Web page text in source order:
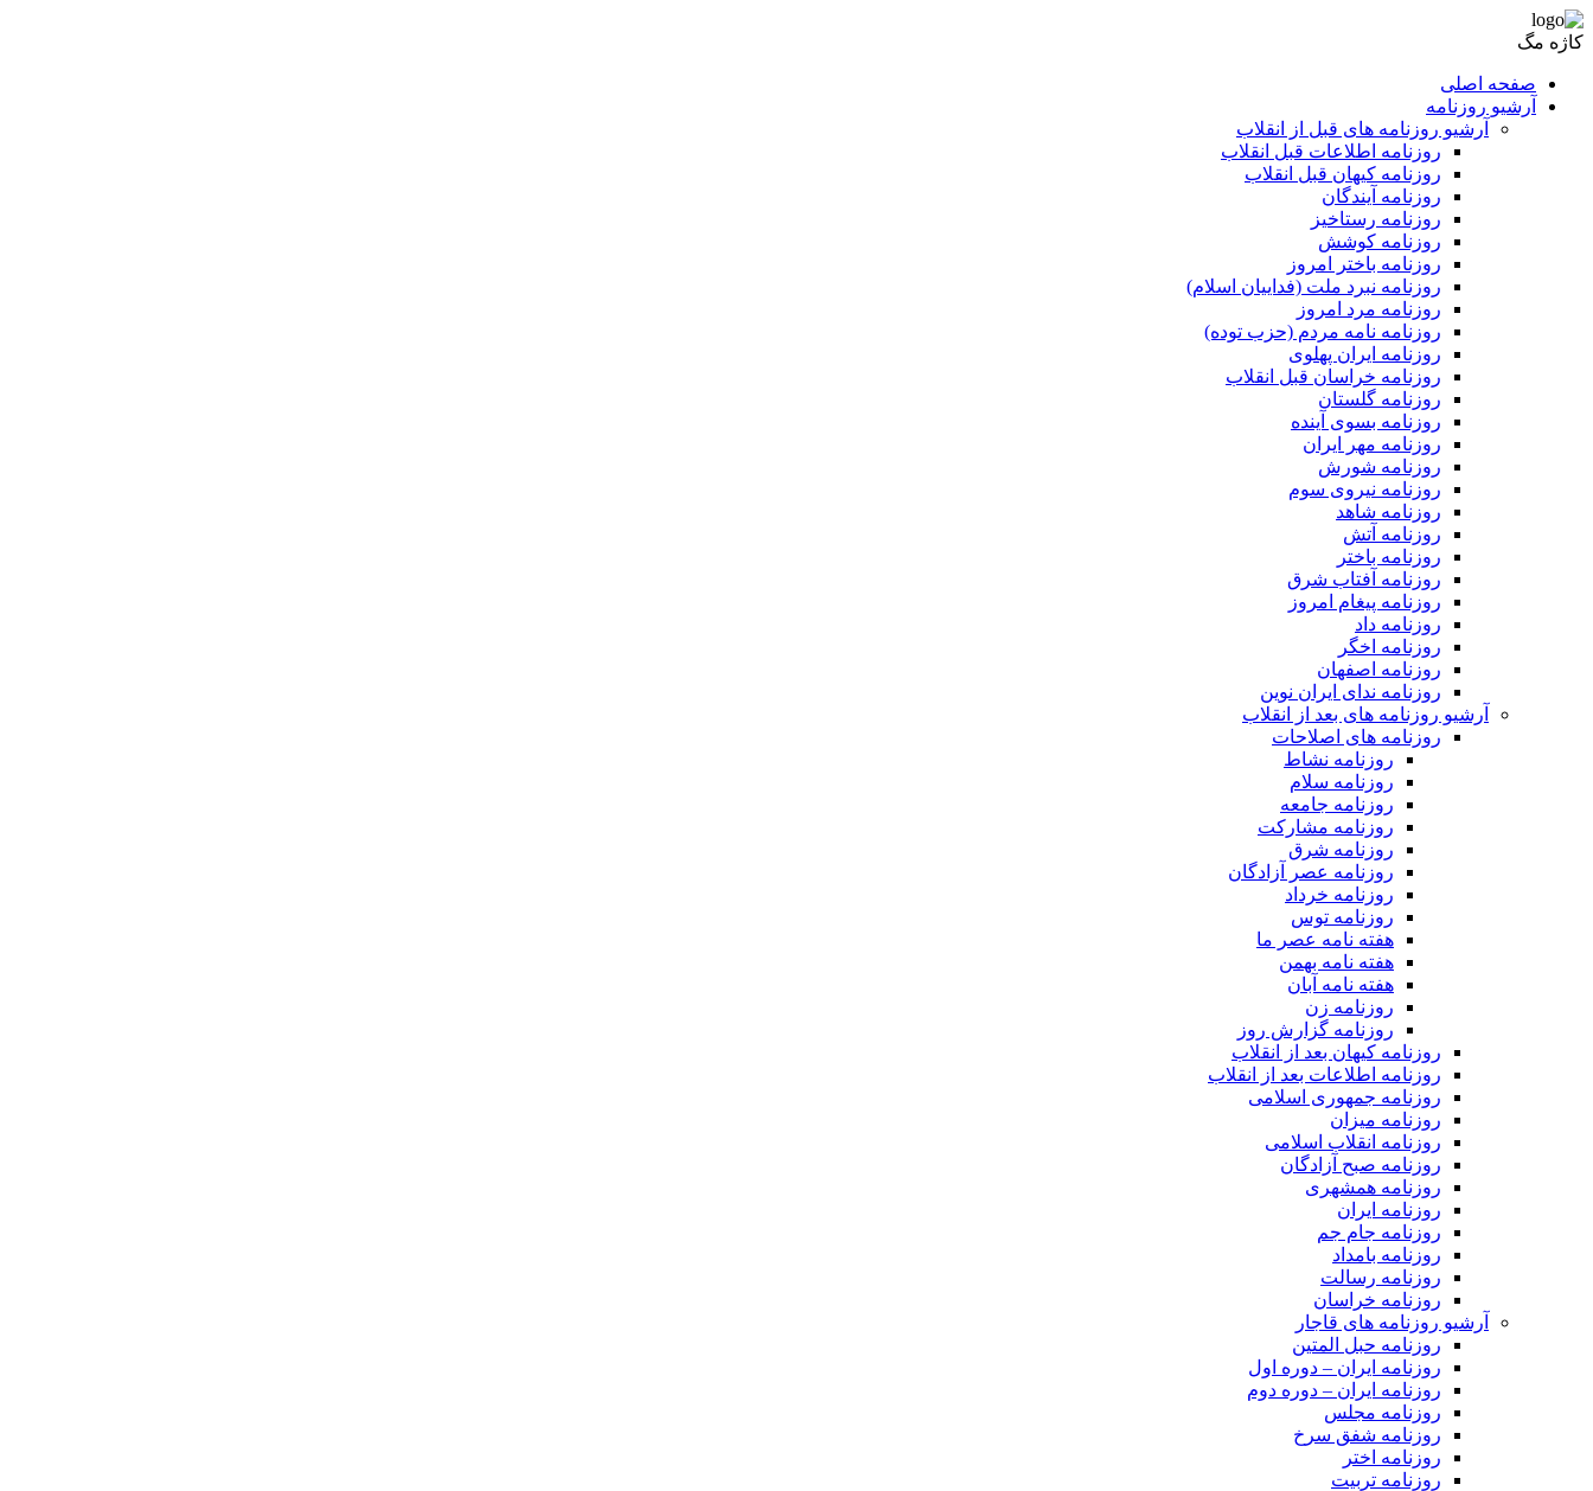
کاژه مگ
صفحه اصلی
آرشیو روزنامه
آرشیو روزنامه های قبل از انقلاب
روزنامه اطلاعات قبل انقلاب
روزنامه کیهان قبل انقلاب
روزنامه آیندگان
روزنامه رستاخیز
روزنامه کوشش
روزنامه باختر امروز
روزنامه نبرد ملت (فداییان اسلام)
روزنامه مرد امروز
روزنامه نامه مردم (حزب توده)
روزنامه ایران پهلوی
روزنامه خراسان قبل انقلاب
روزنامه گلستان
روزنامه بسوی آینده
روزنامه مهر ایران
روزنامه شورش
روزنامه نیروی سوم
روزنامه شاهد
روزنامه آتش
روزنامه باختر
روزنامه آفتاب شرق
روزنامه پیغام امروز
روزنامه داد
روزنامه اخگر
روزنامه اصفهان
روزنامه ندای ایران نوین
آرشیو روزنامه های بعد از انقلاب
روزنامه های اصلاحات
روزنامه نشاط
روزنامه سلام
روزنامه جامعه
روزنامه مشارکت
روزنامه شرق
روزنامه عصر آزادگان
روزنامه خرداد
روزنامه توس
هفته نامه عصر ما
هفته نامه بهمن
هفته نامه آبان
روزنامه زن
روزنامه گزارش روز
روزنامه کیهان بعد از انقلاب
روزنامه اطلاعات بعد از انقلاب
روزنامه جمهوری اسلامی
روزنامه میزان
روزنامه انقلاب اسلامی
روزنامه صبح آزادگان
روزنامه همشهری
روزنامه ایران
روزنامه جام جم
روزنامه بامداد
روزنامه رسالت
روزنامه خراسان
آرشیو روزنامه های قاجار
روزنامه حبل المتین
روزنامه ایران – دوره اول
روزنامه ایران – دوره دوم
روزنامه مجلس
روزنامه شفق سرخ
روزنامه اختر
روزنامه تربیت